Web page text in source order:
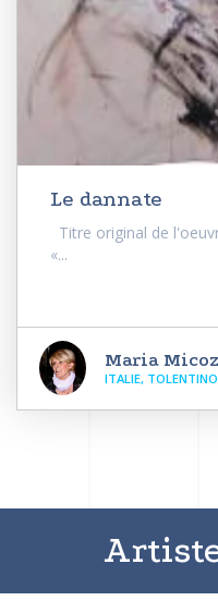
Le dannate
Titre original de
«...
Maria
ITALIE, TOLENTINO